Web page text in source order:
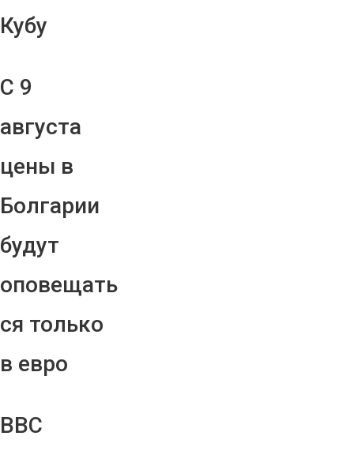
Кубу
С 9
августа
цены в
Болгарии
будут
оповещать
ся только
в евро
ВВС